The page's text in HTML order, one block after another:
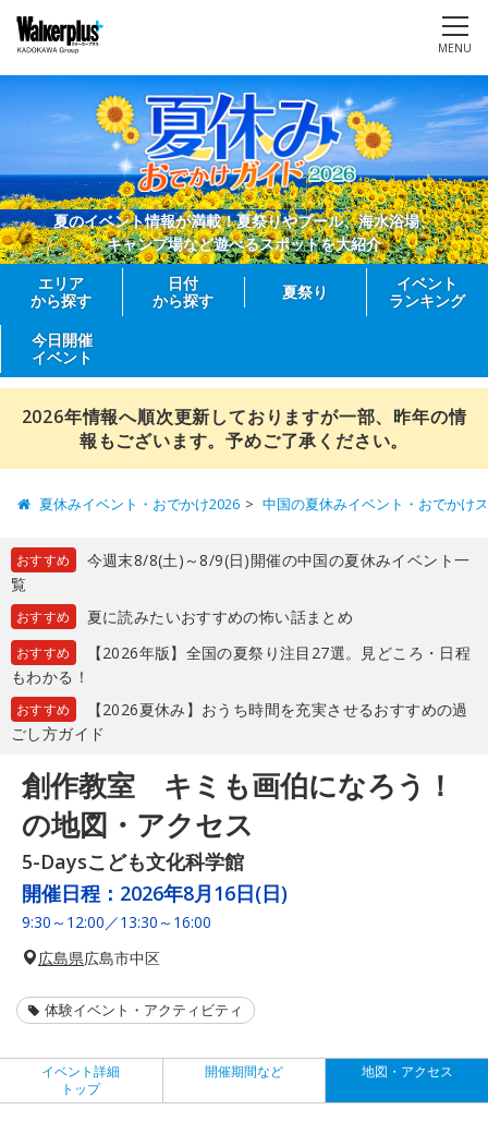
MENU
夏のイベント情報が満載！夏祭りやプール、海水浴場、
キャンプ場など遊べるスポットを大紹介
エリア
から探す
日付
から探す
夏祭り
イベント
ランキング
今日開催
イベント
2026年情報へ順次更新しておりますが一部、昨年の情
報もございます。予めご了承ください。
夏休みイベント・おでかけ2026 中国の夏休みイベント・おでかけ
おすすめ
今週末8/8(土)～8/9(日)開催の中国の夏休みイベント一
覧
おすすめ 夏に読みたいおすすめの怖い話まとめ
おすすめ
【2026年版】全国の夏祭り注目27選。見どころ・日程
もわかる！
おすすめ
【2026夏休み】おうち時間を充実させるおすすめの過
ごし方ガイド
創作教室 キミも画伯になろう！
の地図・アクセス
5-Daysこども文化科学館
開催日程： 2026年8月16日(日)
9:30～12:00／13:30～16:00
広島県広島市中区
体験イベント・アクティビティ
イベント詳細
トップ
開催期間など 地図・アクセス